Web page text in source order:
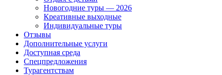
Новогодние туры — 2026
Креативные выходные
Индивидуальные туры
Отзывы
Дополнительные услуги
Доступная среда
Спецпредложения
Турагентствам